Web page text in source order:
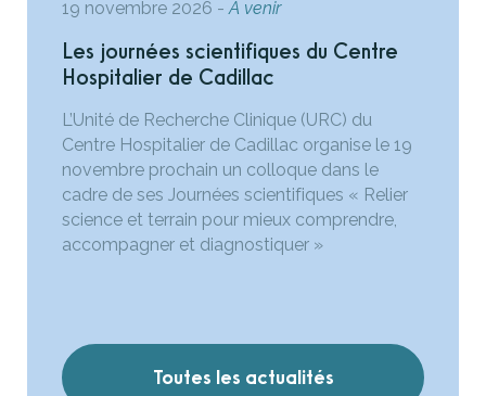
19 novembre 2026 -A venir
Les journées scientifiques du Centre
Hospitalier de Cadillac
L’Unité de Recherche Clinique (URC) du
Centre Hospitalier de Cadillac organise le 19
novembre prochain un colloque dans le
cadre de ses Journées scientifiques « Relier
science et terrain pour mieux comprendre,
accompagner et diagnostiquer »
Toutes les actualités